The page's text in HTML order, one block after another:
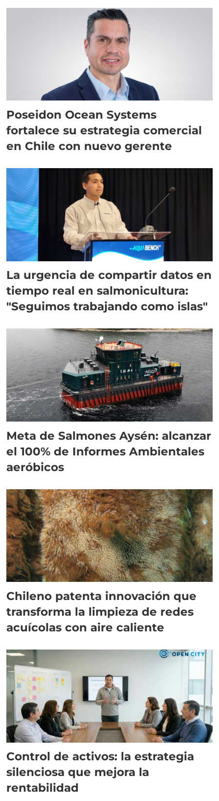
Poseidon Ocean Systems
fortalece su estrategia comercial
en Chile con nuevo gerente
La urgencia de compartir datos en
tiempo real en salmonicultura:
"Seguimos trabajando como islas"
Meta de Salmones Aysén: alcanzar
el 100% de Informes Ambientales
aeróbicos
Chileno patenta innovación que
transforma la limpieza de redes
acuícolas con aire caliente
Control de activos: la estrategia
silenciosa que mejora la
rentabilidad